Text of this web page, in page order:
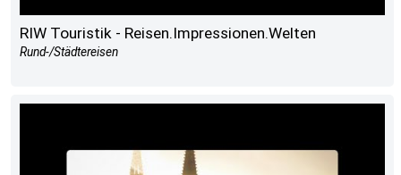
RIW Touristik - Reisen.Impressionen.Welten
Rund-/Städtereisen